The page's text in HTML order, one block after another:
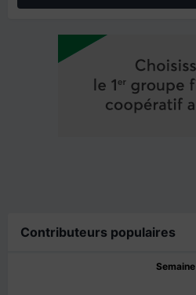
Contributeurs populaires
Semaine